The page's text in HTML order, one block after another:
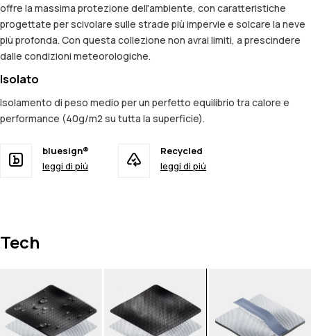
offre la massima protezione dell'ambiente, con caratteristiche
progettate per scivolare sulle strade più impervie e solcare la neve
più profonda. Con questa collezione non avrai limiti, a prescindere
dalle condizioni meteorologiche.
Isolato
Isolamento di peso medio per un perfetto equilibrio tra calore e
performance (40g/m2 su tutta la superficie).
bluesign®
leggi di piú
Recycled
leggi di piú
Tech